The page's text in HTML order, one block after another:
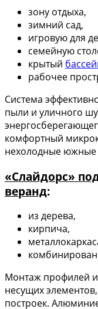
зону отдыха,
зимний сад,
игровую для
семейную
крытый
рабочее
Система
пыли и уличного
комфортный
нехолодные
«Слайдорс»
веранд:
из дерева,
кирпича,
Монтаж профилей и
несущих
построек.